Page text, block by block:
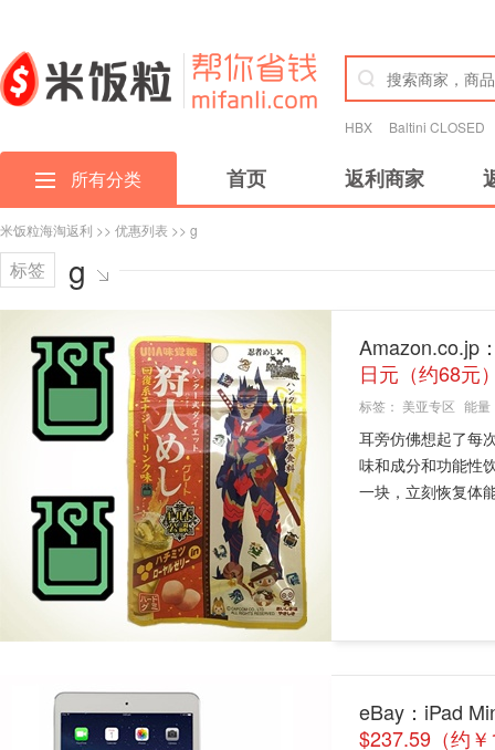
HBX Baltini CLOSED
所有分类 首页 返利商家
米饭粒海淘返利 >> 优惠列表 >> g
标签 g
Amazon.co.jp
日元（约68元
标签： 美亚专区 能量
耳旁仿佛想起了每
味和成分和功能性
一块，立刻恢复体
eBay：iPad
$237.59（约